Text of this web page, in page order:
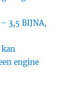
3,5 BIJNA,
kan
engine